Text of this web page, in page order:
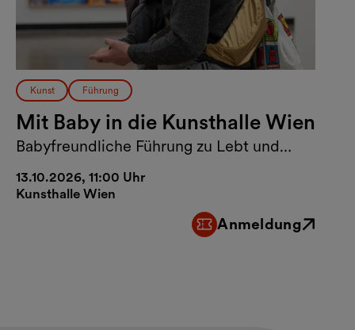
Kunst Führung
Mit Baby in die Kunsthalle Wien
Babyfreundliche Führung zu Lebt und
13.10.2026, 11:00 Uhr
Kunsthalle Wien
Anmeldung
Externer Link